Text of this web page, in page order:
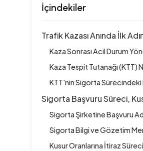
İçindekiler
Trafik Kazası Anında İlk
Kaza Sonrası Acil Durum
Kaza Tespit Tutanağı (KTT)
KTT'nin Sigorta
Sigorta Başvuru Süreci,
Sigorta Şirketine Başvuru
Sigorta Bilgi ve Gözetim
Kusur Oranlarına İtiraz